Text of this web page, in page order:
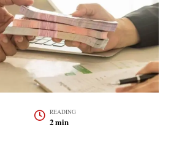
READING
2 min